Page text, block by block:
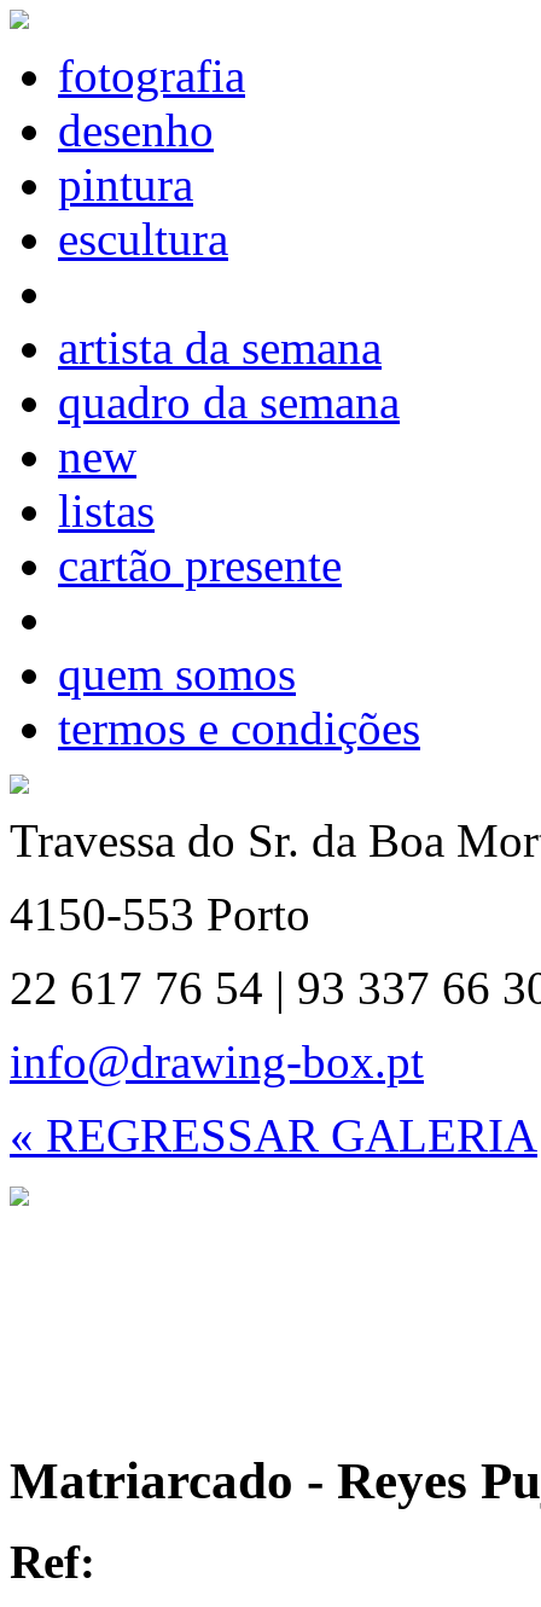
fotografia
desenho
pintura
escultura
artista da semana
quadro da semana
new
listas
cartão presente
quem somos
termos e condições
Travessa do Sr. da Boa
4150-553 Porto
22 617 76 54 | 93 337 66
info@drawing-box.pt
« REGRESSAR GALERIA
Matriarcado - Reyes
Ref: